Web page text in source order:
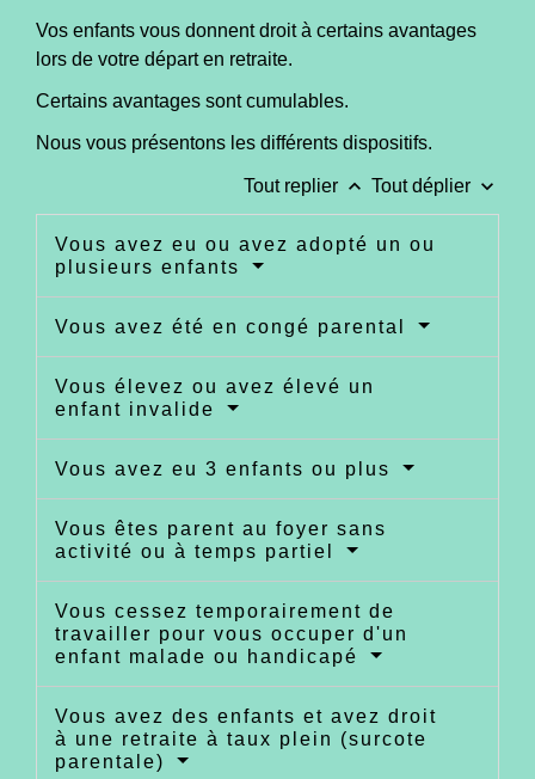
Vos enfants vous donnent droit à certains avantages
lors de votre départ en retraite.
Certains avantages sont cumulables.
Nous vous présentons les différents dispositifs.
Tout replier keyboard_arrow_up Tout déplier keyboard_arrow_down
Vous avez eu ou avez adopté un ou
plusieurs enfants
Vous avez été en congé parental
Vous élevez ou avez élevé un
enfant invalide
Vous avez eu 3 enfants ou plus
Vous êtes parent au foyer sans
activité ou à temps partiel
Vous cessez temporairement de
travailler pour vous occuper d'un
enfant malade ou handicapé
Vous avez des enfants et avez droit
à une retraite à taux plein (surcote
parentale)